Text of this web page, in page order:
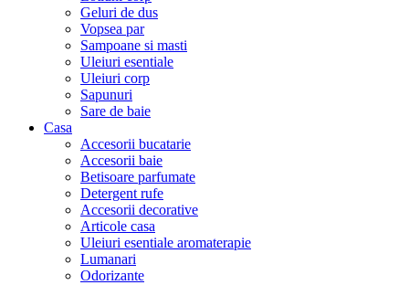
Geluri de dus
Vopsea par
Sampoane si masti
Uleiuri esentiale
Uleiuri corp
Sapunuri
Sare de baie
Casa
Accesorii bucatarie
Accesorii baie
Betisoare parfumate
Detergent rufe
Accesorii decorative
Articole casa
Uleiuri esentiale aromaterapie
Lumanari
Odorizante